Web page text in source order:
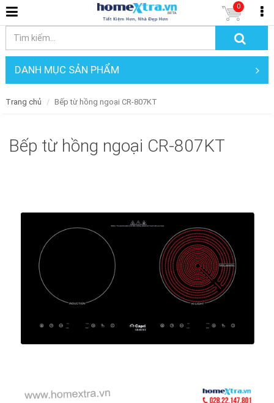
0
DANH MỤC SẢN PHẨM
Trang chủ Bếp từ hồng ngoại CR-807KT
Bếp từ hồng ngoại CR-807KT